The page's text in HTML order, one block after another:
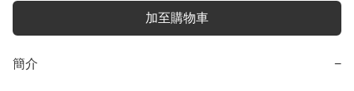
加至購物車
簡介 −